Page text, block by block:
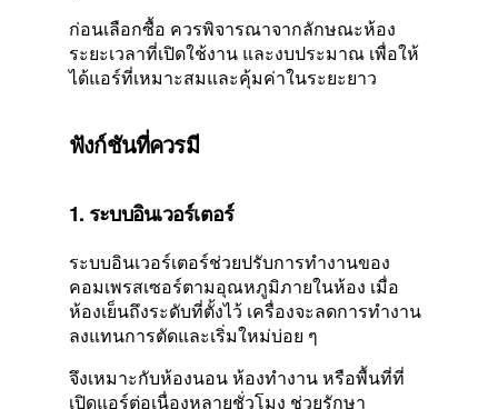
ก่อนเลือกซื้อ ควรพิจารณาจากลักษณะห้อง
ระยะเวลาที่เปิดใช้งาน และงบประมาณ เพื่อให้
ได้แอร์ที่เหมาะสมและคุ้มค่าในระยะยาว
ฟังก์ชันที่ควรมี
1. ระบบอินเวอร์เตอร์
ระบบอินเวอร์เตอร์ช่วยปรับการทำงานของ
คอมเพรสเซอร์ตามอุณหภูมิภายในห้อง เมื่อ
ห้องเย็นถึงระดับที่ตั้งไว้ เครื่องจะลดการทำงาน
ลงแทนการตัดและเริ่มใหม่บ่อย ๆ
จึงเหมาะกับห้องนอน ห้องทำงาน หรือพื้นที่ที่
เปิดแอร์ต่อเนื่องหลายชั่วโมง ช่วยรักษา